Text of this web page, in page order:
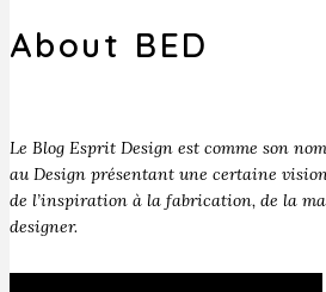
About BED
Le Blog Esprit Design est comme son
au Design présentant une certaine
de l’inspiration à la fabrication, de la
designer.